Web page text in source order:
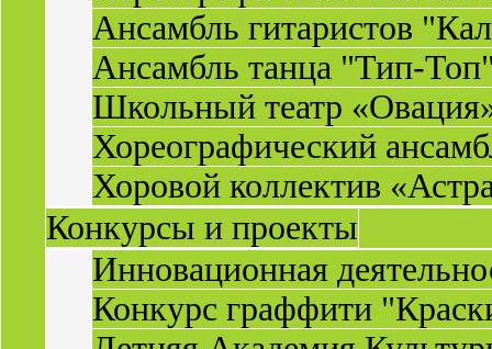
Ансамбль гитаристов
Ансамбль танца "Тип-
Школьный театр
Хореографический
Хоровой коллектив
Конкурсы и проекты
Инновационная
Конкурс граффити